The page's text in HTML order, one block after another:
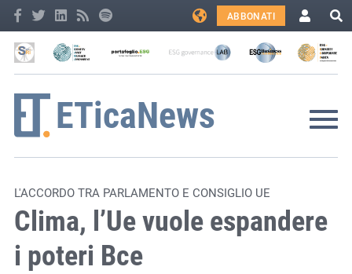
ABBONATI
L'ACCORDO TRA PARLAMENTO E CONSIGLIO UE
Clima, l’Ue vuole espandere
i poteri Bce